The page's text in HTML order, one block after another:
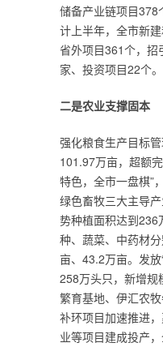
储备产业链项目378
计上半年，全市新
省外项目361个，招
家、投资项目22个。
二是农业支撑固本
强化粮食生产目标
101.97万亩，超额
特色，全市一盘棋”
绿色畜牧三大主导
势种植面积达到236
种、蔬菜、中药材
亩、43.2万亩。发
258万头只，新增规
繁育基地、伊汇农
补环项目加速推进
业等项目建成投产